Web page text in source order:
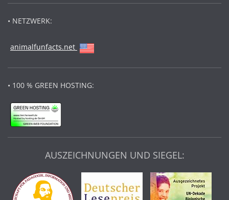
• NETZWERK:
animalfunfacts.net
• 100 % GREEN HOSTING:
AUSZEICHNUNGEN UND SIEGEL: